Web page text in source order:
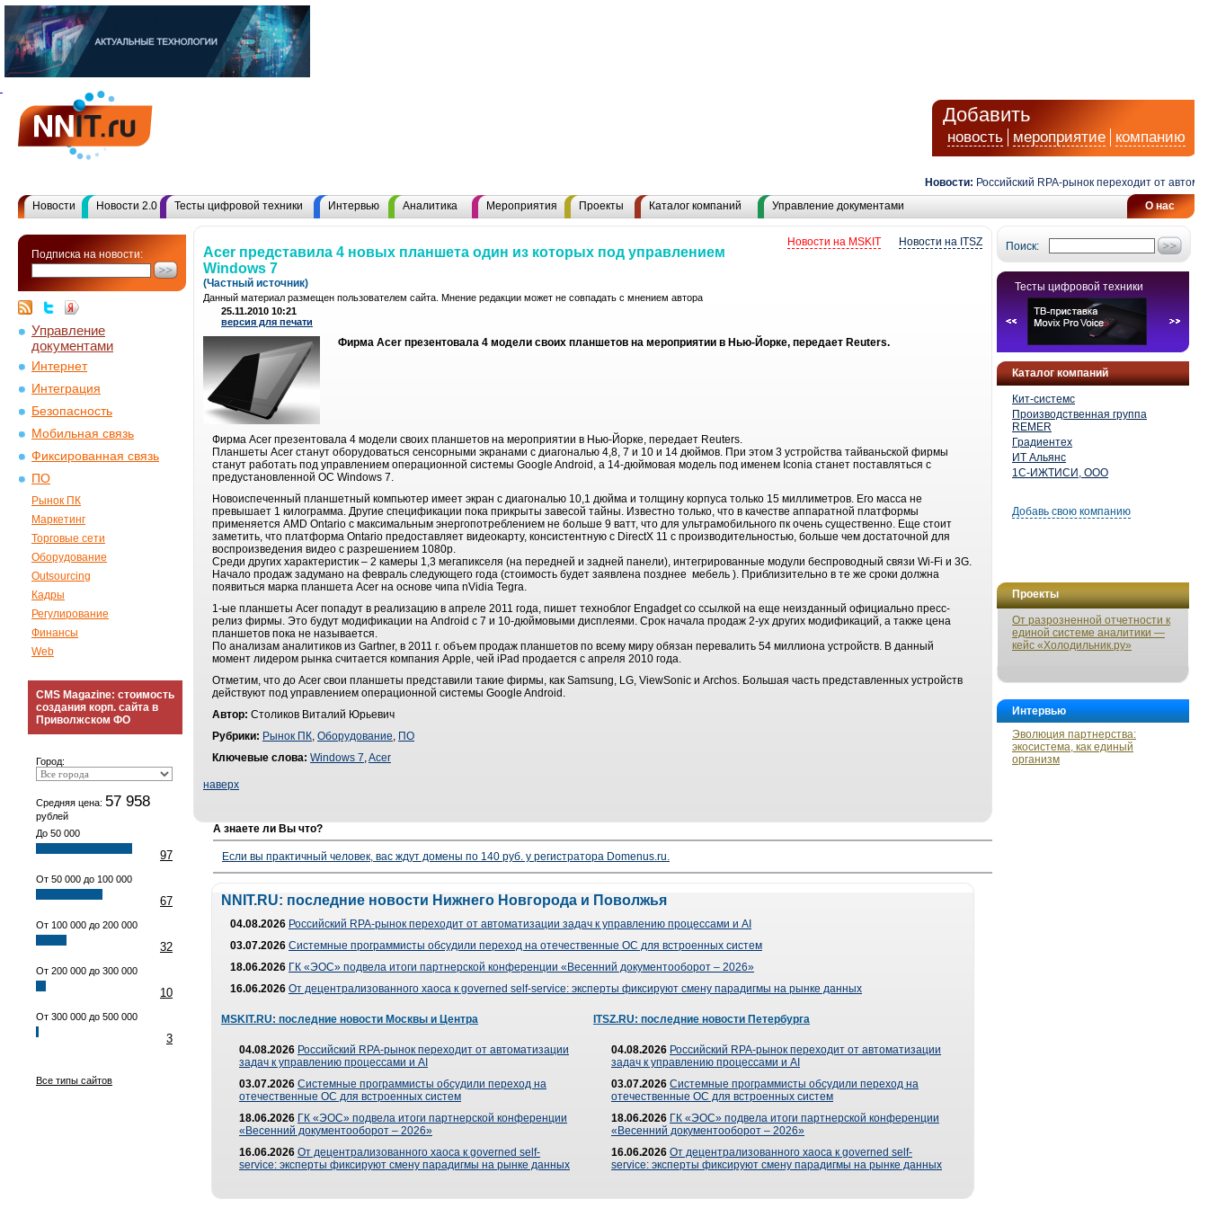
Добавить
новость мероприятие компанию
Новости: Российский RPA-рынок переходит от
О нас
Новости Новости 2.0 Тесты цифровой техники Интервью Аналитика Мероприятия Проекты Каталог компаний Управление документами
Подписка на новости:
Управление
документами
Интернет
Интеграция
Безопасность
Мобильная связь
Фиксированная связь
ПО
Рынок ПК
Маркетинг
Торговые сети
Оборудование
Outsourcing
Кадры
Регулирование
Финансы
Web
CMS Magazine: стоимость
создания корп. сайта в
Приволжском ФО
Город:
Средняя цена: 57 958
рублей
До 50 000
97
От 50 000 до 100 000
67
От 100 000 до 200 000
32
От 200 000 до 300 000
10
От 300 000 до 500 000
3
Все типы сайтов
Поиск:
Тесты цифровой техники
Каталог компаний
Кит-системс
Производственная группа
REMER
Градиентех
ИТ Альянс
1С-ИЖТИСИ, ООО
Добавь свою компанию
Проекты
От разрозненной отчетности к
единой системе аналитики —
кейс «Холодильник.ру»
Интервью
Эволюция партнерства:
экосистема, как единый
организм
Новости на ITSZ
Новости на MSKIT
Acer представила 4 новых планшета один из которых под управлением
Windows 7
(Частный источник)
Данный материал размещен пользователем сайта. Мнение редакции может не совпадать с мнением автора
25.11.2010 10:21
версия для печати
Фирма Acer презентовала 4 модели своих планшетов на мероприятии в Нью-Йорке, передает Reuters.
Фирма Acer презентовала 4 модели своих планшетов на мероприятии в Нью-Йорке, передает Reuters.
Планшеты Acer станут оборудоваться сенсорными экранами с диагональю 4,8, 7 и 10 и 14 дюймов. При этом 3 устройства тайваньской фирмы
станут работать под управлением операционной системы Google Android, а 14-дюймовая модель под именем Iconia станет поставляться с
предустановленной ОС Windows 7.
Новоиспеченный планшетный компьютер имеет экран с диагональю 10,1 дюйма и толщину корпуса только 15 миллиметров. Его масса не
превышает 1 килограмма. Другие спецификации пока прикрыты завесой тайны. Известно только, что в качестве аппаратной платформы
применяется AMD Ontario с максимальным энергопотреблением не больше 9 ватт, что для ультрамобильного пк очень существенно. Еще стоит
заметить, что платформа Ontario предоставляет видеокарту, консистентную с DirectX 11 с производительностью, больше чем достаточной для
воспроизведения видео с разрешением 1080p.
Среди других характеристик – 2 камеры 1,3 мегапикселя (на передней и задней панели), интегрированные модули беспроводный связи Wi-Fi и 3G.
Начало продаж задумано на февраль следующего года (стоимость будет заявлена позднее мебель ). Приблизительно в те же сроки должна
появиться марка планшета Acer на основе чипа nVidia Tegra.
1-ые планшеты Acer попадут в реализацию в апреле 2011 года, пишет техноблог Engadget со ссылкой на еще неизданный официально пресс-
релиз фирмы. Это будут модификации на Android с 7 и 10-дюймовыми дисплеями. Срок начала продаж 2-ух других модификаций, а также цена
планшетов пока не называется.
По анализам аналитиков из Gartner, в 2011 г. объем продаж планшетов по всему миру обязан перевалить 54 миллиона устройств. В данный
момент лидером рынка считается компания Apple, чей iPad продается с апреля 2010 года.
Отметим, что до Acer свои планшеты представили такие фирмы, как Samsung, LG, ViewSonic и Archos. Большая часть представленных устройств
действуют под управлением операционной системы Google Android.
Автор: Столиков Виталий Юрьевич
Рубрики: Рынок ПК, Оборудование, ПО
Ключевые слова: Windows 7,Acer
наверх
А знаете ли Вы что?
Если вы практичный человек, вас ждут домены по 140 руб. у регистратора Domenus.ru.
NNIT.RU: последние новости Нижнего Новгорода и Поволжья
04.08.2026 Российский RPA-рынок переходит от автоматизации задач к управлению процессами и AI
03.07.2026 Системные программисты обсудили переход на отечественные ОС для встроенных систем
18.06.2026 ГК «ЭОС» подвела итоги партнерской конференции «Весенний документооборот – 2026»
16.06.2026 От децентрализованного хаоса к governed self-service: эксперты фиксируют смену парадигмы на рынке данных
MSKIT.RU: последние новости Москвы и Центра
04.08.2026 Российский RPA-рынок переходит от автоматизации
задач к управлению процессами и AI
03.07.2026 Системные программисты обсудили переход на
отечественные ОС для встроенных систем
18.06.2026 ГК «ЭОС» подвела итоги партнерской конференции
«Весенний документооборот – 2026»
16.06.2026 От децентрализованного хаоса к governed self-
service: эксперты фиксируют смену парадигмы на рынке данных
ITSZ.RU: последние новости Петербурга
04.08.2026 Российский RPA-рынок переходит от автоматизации
задач к управлению процессами и AI
03.07.2026 Системные программисты обсудили переход на
отечественные ОС для встроенных систем
18.06.2026 ГК «ЭОС» подвела итоги партнерской конференции
«Весенний документооборот – 2026»
16.06.2026 От децентрализованного хаоса к governed self-
service: эксперты фиксируют смену парадигмы на рынке данных